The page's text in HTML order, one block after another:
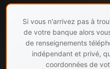
Si vous n'arrivez pas à
de votre banque alors
de renseignements
indépendant et privé,
coordonnées de